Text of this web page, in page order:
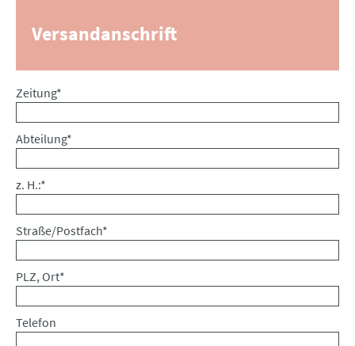
Versandanschrift
Pflichtfeld
Zeitung*
Pflichtfeld
Abteilung*
Pflichtfeld
z. H.:*
Pflichtfeld
Straße/Postfach*
Pflichtfeld
PLZ, Ort*
Telefon